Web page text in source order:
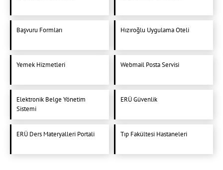
Başvuru Formları Hızıroğlu Uygulama Oteli
Yemek Hizmetleri Webmail Posta Servisi
Elektronik Belge Yönetim
Sistemi
ERÜ Güvenlik
ERÜ Ders Materyalleri Portali Tıp Fakültesi Hastaneleri